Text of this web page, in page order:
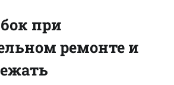
при
ремонте и